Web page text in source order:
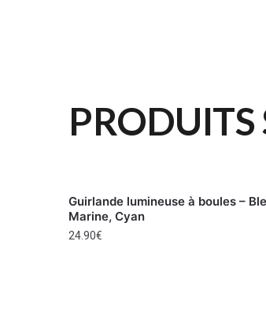
PRODUITS
Guirlande lumineuse à boules –
Marine, Cyan
24.90€